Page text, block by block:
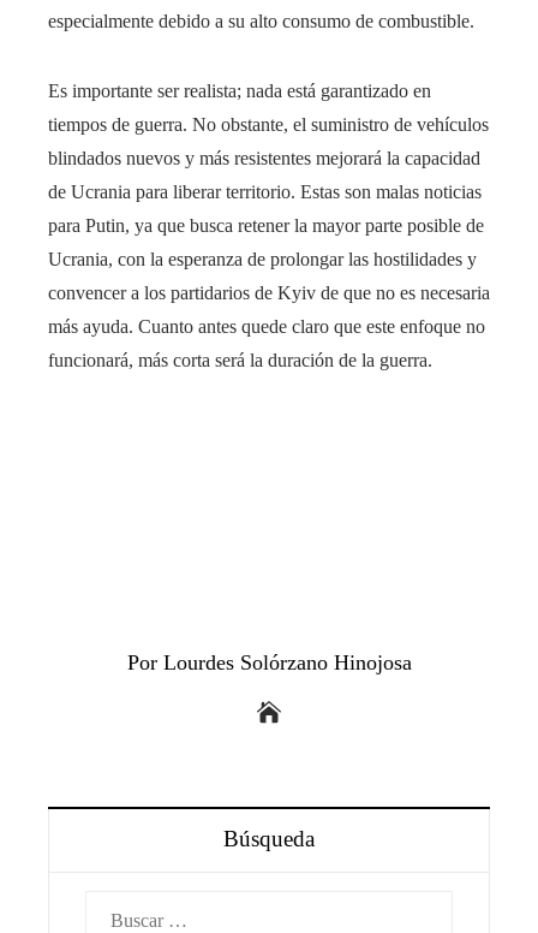
especialmente debido a su alto consumo de combustible.
Es importante ser realista; nada está garantizado en
tiempos de guerra. No obstante, el suministro de vehículos
blindados nuevos y más resistentes mejorará la capacidad
de Ucrania para liberar territorio. Estas son malas noticias
para Putin, ya que busca retener la mayor parte posible de
Ucrania, con la esperanza de prolongar las hostilidades y
convencer a los partidarios de Kyiv de que no es necesaria
más ayuda. Cuanto antes quede claro que este enfoque no
funcionará, más corta será la duración de la guerra.
Por Lourdes Solórzano Hinojosa
Búsqueda